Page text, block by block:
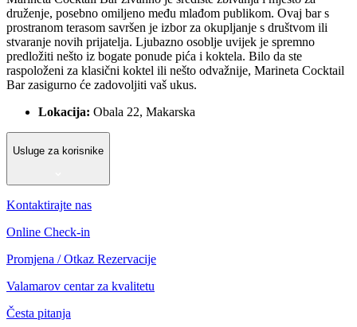
druženje, posebno omiljeno među mlađom publikom. Ovaj bar s
prostranom terasom savršen je izbor za okupljanje s društvom ili
stvaranje novih prijatelja. Ljubazno osoblje uvijek je spremno
predložiti nešto iz bogate ponude pića i koktela. Bilo da ste
raspoloženi za klasični koktel ili nešto odvažnije, Marineta Cocktail
Bar zasigurno će zadovoljiti vaš ukus.
Lokacija: Obala 22, Makarska
Usluge za korisnike
Kontaktirajte nas
Online Check-in
Promjena / Otkaz Rezervacije
Valamarov centar za kvalitetu
Česta pitanja